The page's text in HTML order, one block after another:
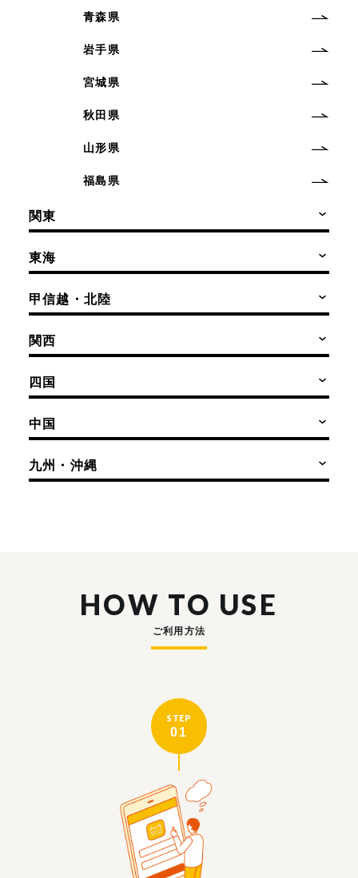
青森県
岩手県
宮城県
秋田県
山形県
福島県
関東
東海
甲信越・北陸
関西
四国
中国
九州・沖縄
HOW TO USE
ご利用方法
STEP
01